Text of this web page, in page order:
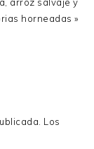
arroz salvaje y
horneadas »
Los